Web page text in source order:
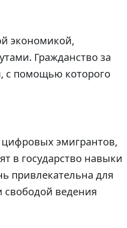
экономикой,
Гражданство за
с помощью которого
эмигрантов,
в государство навыки
привлекательна для
свободой ведения